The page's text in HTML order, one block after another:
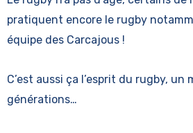
pratiquent encore le rugby
équipe des Carcajous !
C’est aussi ça l’esprit du rugby, un
générations…